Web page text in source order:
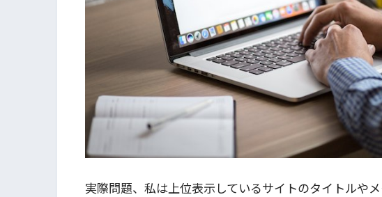
実際問題、私は上位表示しているサイトのタイトルや